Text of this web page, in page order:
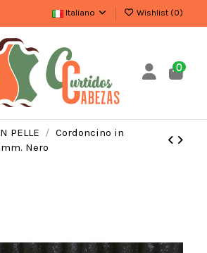
Italiano Wishlist (0)
0
PELLE
Cordoncino in
mm. Nero